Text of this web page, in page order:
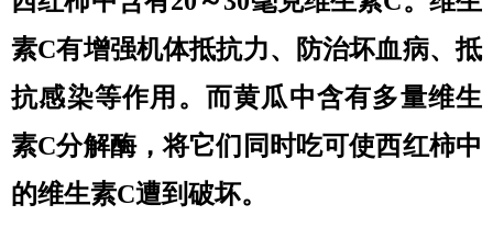
素C有增强机体抵抗力、防治坏血病、抵
抗感染等作用。而黄瓜中含有多量维生
素C分解酶，将它们同时吃可使西红柿中
的维生素C遭到破坏。